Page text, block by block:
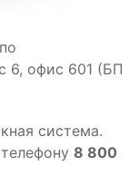
6, офис 601 (БП
система.
8 800